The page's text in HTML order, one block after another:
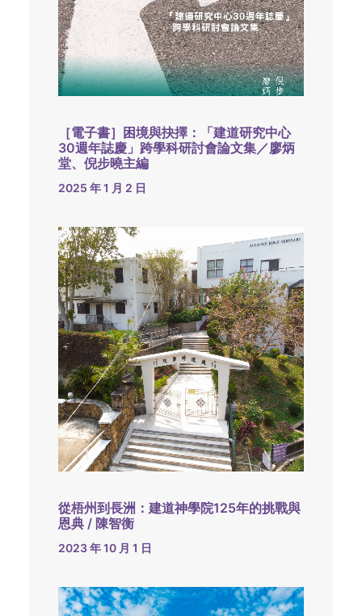
［電子書］困境與抉擇：「建道研究中心
30週年誌慶」跨學科研討會論文集／廖炳
堂、倪步曉主編
2025 年 1 月 2 日
從梧州到長洲：建道神學院125年的挑戰與
恩典 / 陳智衡
2023 年 10 月 1 日